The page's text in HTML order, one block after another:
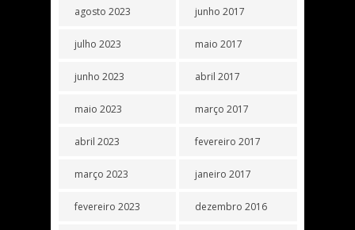
agosto 2023
julho 2023
junho 2023
maio 2023
abril 2023
março 2023
fevereiro 2023
junho 2017
maio 2017
abril 2017
março 2017
fevereiro 2017
janeiro 2017
dezembro 2016